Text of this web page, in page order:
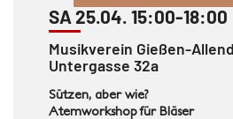
SA 25.04. 15:00-18:00
Musikverein Gießen-
Untergasse 32a
Sützen, aber wie?
Atemworkshop für Bläser